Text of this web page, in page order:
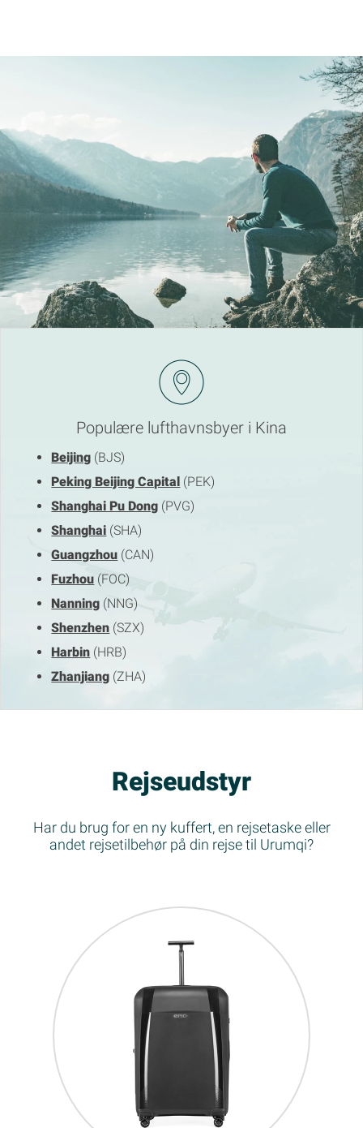
Populære lufthavnsbyer i Kina
Beijing (BJS)
Peking Beijing Capital (PEK)
Shanghai Pu Dong (PVG)
Shanghai (SHA)
Guangzhou (CAN)
Fuzhou (FOC)
Nanning (NNG)
Shenzhen (SZX)
Harbin (HRB)
Zhanjiang (ZHA)
Rejseudstyr
Har du brug for en ny kuffert, en rejsetaske eller
andet rejsetilbehør på din rejse til Urumqi?